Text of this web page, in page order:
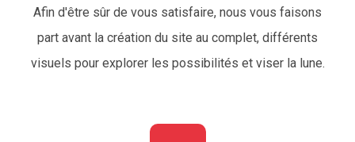
Afin d'être sûr de vous satisfaire, nous vous faisons
part avant la création du site au complet, différents
visuels pour explorer les possibilités et viser la lune.